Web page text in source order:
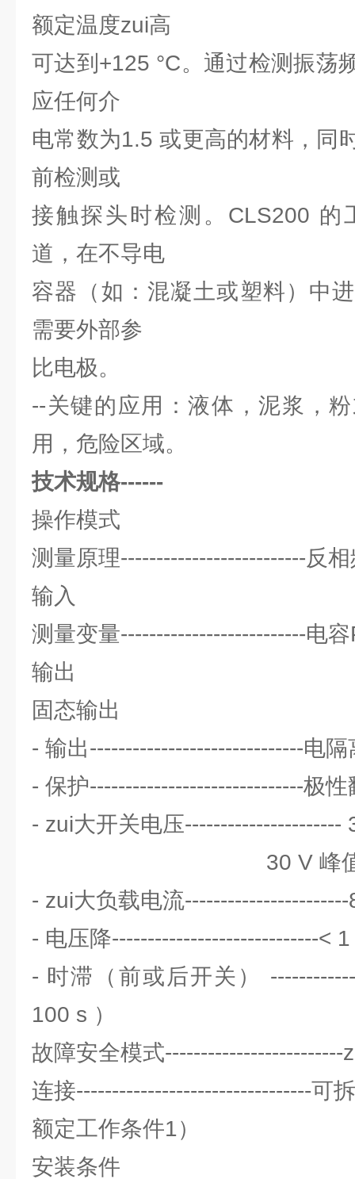
额定温度zui高
可达到+125 °C。通过检测振荡
应任何介
电常数为1.5 或更高的材料，同
前检测或
接触探头时检测。CLS200 的
道，在不导电
容器（如：混凝土或塑料）中
需要外部参
比电极。
--关键的应用：液体，泥浆，
用，危险区域。
技术规格------
操作模式
测量原理--------------------------反
输入
测量变量--------------------------电
输出
固态输出
- 输出------------------------------电隔
- 保护------------------------------极
- zui大开关电压----------------------
30 V 峰值
- zui大负载电流
- 电压降-----------------------------<
- 时滞（前或后开关）
100 s ）
故障安全模式-------------------------
连接---------------------------------可
额定工作条件1）
安装条件